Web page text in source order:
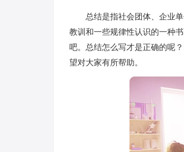
总结是指社会团体、企业单
教训和一些规律性认识的一种
吧。总结怎么写才是正确的呢
望对大家有所帮助。